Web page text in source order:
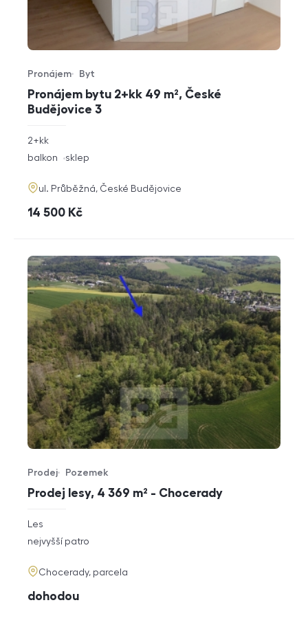
Pronájem bytu 2+kk 49 m², České
Budějovice 3
Typ nabídky
Pronájem
Typ nemovitosti
Byt
rozměry
2+kk
funkce
balkon sklep
adresa
ul. Průběžná, České Budějovice
cena
14 500 Kč
Prodej lesy, 4 369 m² - Chocerady
Typ nabídky
Prodej
Typ nemovitosti
Pozemek
rozměry
Les
funkce
nejvyšší patro
adresa
Chocerady, parcela
cena
dohodou